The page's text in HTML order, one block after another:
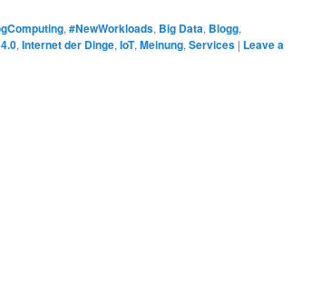
, #NewWorkloads, Big Data, Blogg,
, Internet der Dinge, IoT, Meinung, Services | Leave a